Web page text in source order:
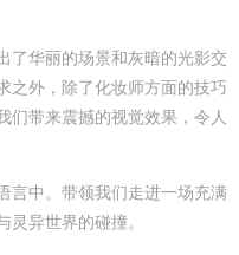
了华丽的场景和灰暗的光影交
之外，除了化妆师方面的技巧
们带来震撼的视觉效果，令人
言中。带领我们走进一场充满
异世界的碰撞。